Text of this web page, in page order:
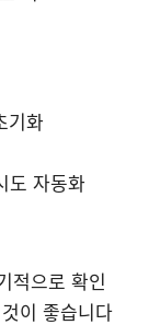
기화
도 자동화
적으로 확인
이 좋습니다